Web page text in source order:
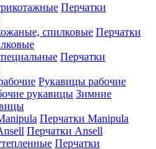
Перчатки
Перчатки
Перчатки
Рукавицы рабочие
Зимние
Перчатки Manipula
Перчатки Ansell
Перчатки